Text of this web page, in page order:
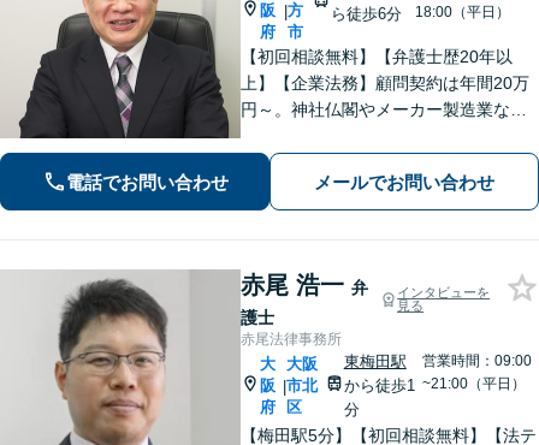
阪
府
|方
市
ら徒歩6分
18:00（平日）
【初回相談無料】【弁護士歴20年以
上】【企業法務】顧問契約は年間20万
円～。神社仏閣やメーカー製造業な
書士や税理士、不動産鑑定士、土地家
屋調査士などと連携。農地や山林もお
任せ【枚方市駅6分】
電話でお問い合わせ メールでお問い合わせ
赤尾 浩一 弁
護士
インタビューを
見る
赤尾法律事務所
大
阪
府
|
大阪
市北
区
東梅田駅
から徒歩1
分
営業時間：09:00
~21:00（平日）
【梅田駅5分】【初回相談無料】【法テ